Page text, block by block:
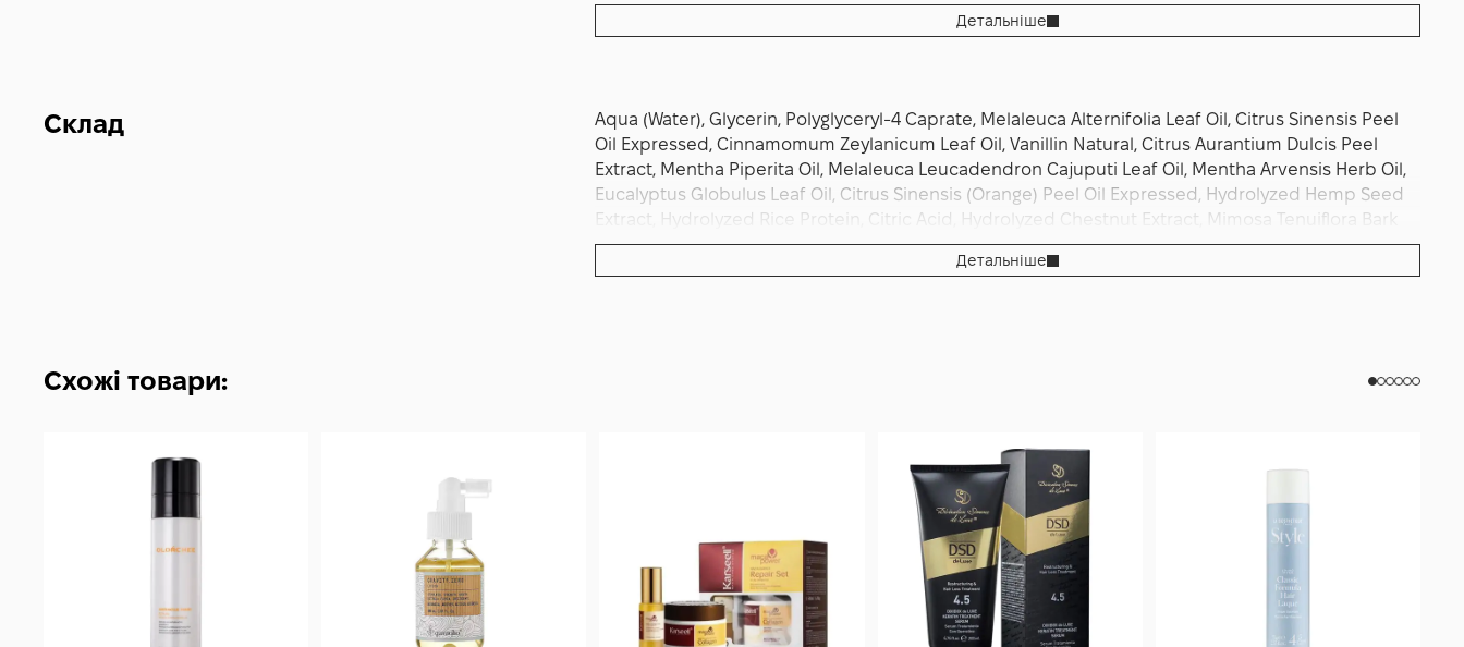
Детальніше
Склад
Aqua (Water), Glycerin, Polyglyceryl-4 Caprate, Melaleuca Alternifolia Leaf Oil, Citrus Sinensis Peel
Oil Expressed, Cinnamomum Zeylanicum Leaf Oil, Vanillin Natural, Citrus Aurantium Dulcis Peel
Extract, Mentha Piperita Oil, Melaleuca Leucadendron Cajuputi Leaf Oil, Mentha Arvensis Herb Oil,
Eucalyptus Globulus Leaf Oil, Citrus Sinensis (Orange) Peel Oil Expressed, Hydrolyzed Hemp Seed
Extract, Hydrolyzed Rice Protein, Citric Acid, Hydrolyzed Chestnut Extract, Mimosa Tenuiflora Bark
Extract, Serenoa Serrulata (Repens) Fruit Extract, Boehmeria Nipononivea Leaf Extract, Withania
Somnifera Root Extract, Achillea Millefolium Extract, Hamamelis Virginiana Leaf Extract, Avena Sativa
Детальніше
Схожі товари: